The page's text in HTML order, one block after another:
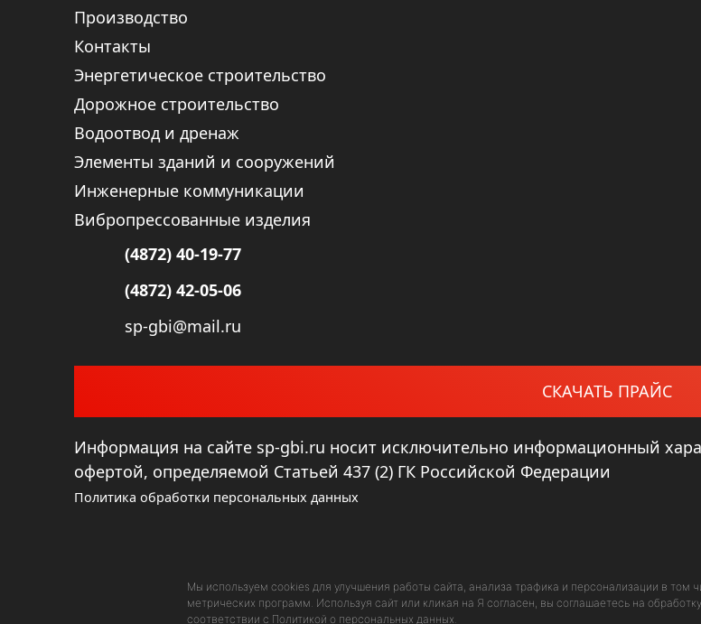
Производство
Контакты
Энергетическое строительство
Дорожное строительство
Водоотвод и дренаж
Элементы зданий и сооружений
Инженерные коммуникации
Вибропрессованные изделия
(4872) 40-19-77
(4872) 42-05-06
sp-gbi@mail.ru
СКАЧАТЬ ПРАЙС
Информация на сайте sp-gbi.ru носит исключительно информационный
офертой, определяемой Статьей 437 (2) ГК Российской Федерации
Политика обработки персональных данных
Мы используем cookies для улучшения работы сайта, анализа трафика и персонализации в том
метрических программ. Используя сайт или кликая на Я согласен, вы соглашаетесь на
соответствии с Политикой о персональных данных.